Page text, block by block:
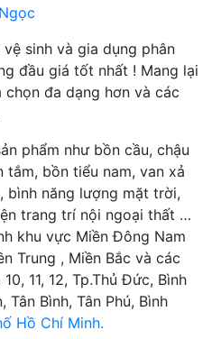
sinh và gia dụng phân
đầu giá tốt nhất ! Mang lại
đa dạng hơn và các
phẩm như bồn cầu, chậu
bồn tiểu nam, van xả
bình năng lượng mặt trời,
trang trí nội ngoại thất …
khu vực Miền Đông Nam
Trung , Miền Bắc và các
11, 12, Tp.Thủ Đức, Bình
Tân Bình, Tân Phú, Bình
Hồ Chí Minh.